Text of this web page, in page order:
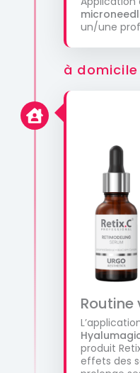
un/une
à domicile
produit
effets des